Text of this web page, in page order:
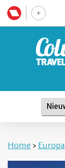
Home › Europa